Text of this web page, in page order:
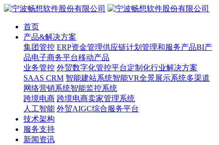
首页
产品&解决方案
集团管控 ERP资金管理供应链计划管理和服务产品BI产
品电子商务平台移动产品
业务管控 外贸数字化管控平台定制化行业解决方案
SAAS CRM 智能建站系统智能VR全景展示系统多渠道
网络营销系统智能监控系统
跨境电商 跨境电商卖家管理系统
人工智能 外贸AIGC综合服务平台
技术架构
服务支持
新闻资讯